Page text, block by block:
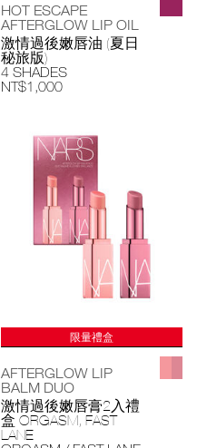
HOT ESCAPE
AFTERGLOW LIP OIL
激情過後嫩唇油 (夏日
秘旅版)
4 SHADES
NT$1,000
限量禮盒
AFTERGLOW LIP
BALM DUO
激情過後嫩唇膏2入禮
盒 ORGASM, FAST
LANE